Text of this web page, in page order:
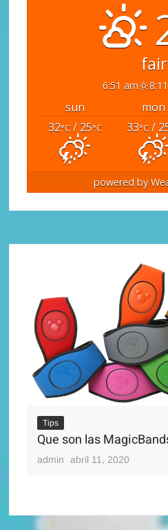
fair
6:51 am
sun mon
32°C/ 25°C 33°C /
powered by
Tips
Que son las
admin abril 11, 2020